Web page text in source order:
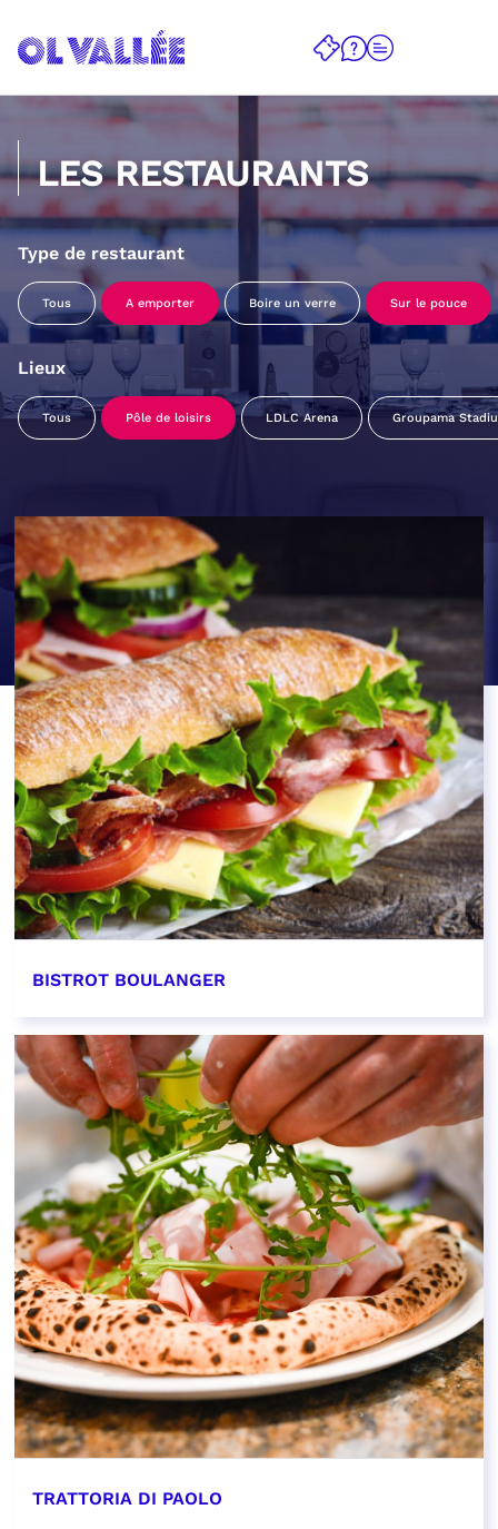
LES RESTAURANTS
Type de restaurant
Tous A emporter Boire un verre Sur le pouce
Lieux
Tous Pôle de loisirs LDLC Arena Groupama
BISTROT BOULANGER
EN SAVOIR PLUS
TRATTORIA DI PAOLO